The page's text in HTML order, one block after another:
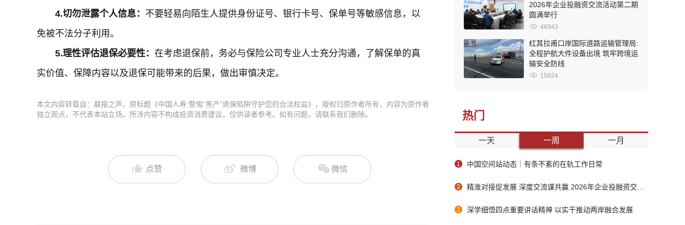
4.切勿泄露个人信息： 不要轻易向陌生人提供身份证号、银行卡号、保单号等敏感信息，以
免被不法分子利用。
5.理性评估退保必要性： 在考虑退保前，务必与保险公司专业人士充分沟通，了解保单的真
实价值、保障内容以及退保可能带来的后果，做出审慎决定。
本文内容转载自：晨报之声，原标题《中国人寿:警惕“黑产”退保陷阱守护您的合法权益》，版权归原作者所有，内容为原作者
独立观点，不代表本站立场。所涉内容不构成投资消费建议，仅供读者参考。如有问题，请联系我们删除。
点赞 微博 微信
2026年企业投融资交流活动第二期
圆满举行
48943
5
红其拉甫口岸国际道路运输管理局:
全程护航大件设备出境 筑牢跨境运
输安全防线
15924
热门
一天 一周 一月
1 中国空间站动态｜有条不紊的在轨工作日常
2 精准对接促发展 深度交流谋共赢 2026年企业投融资交流活动第二期圆满举行
3 深学细悟四点重要讲话精神 以实干推动两岸融合发展